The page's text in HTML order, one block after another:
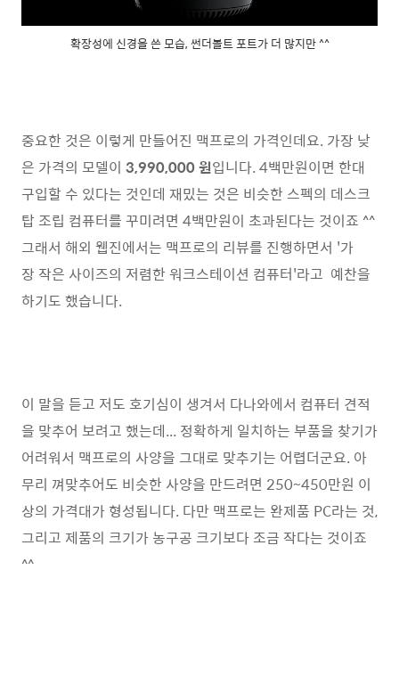
확장성에 신경을 쓴 모습, 썬더볼트 포트가 더 많지만 ^^
중요한 것은 이렇게 만들어진 맥프로의 가격인데요. 가장 낮
은 가격의 모델이 3,990,000 원입니다. 4백만원이면 한대
구입할 수 있다는 것인데 재밌는 것은 비슷한 스펙의 데스크
탑 조립 컴퓨터를 꾸미려면 4백만원이 초과된다는 것이죠 ^^
그래서 해외 웹진에서는 맥프로의 리뷰를 진행하면서 '가
장 작은 사이즈의 저렴한 워크스테이션 컴퓨터'라고 예찬을
하기도 했습니다.
이 말을 듣고 저도 호기심이 생겨서 다나와에서 컴퓨터 견적
을 맞추어 보려고 했는데... 정확하게 일치하는 부품을 찾기가
어려워서 맥프로의 사양을 그대로 맞추기는 어렵더군요. 아
무리 껴맞추어도 비슷한 사양을 만드려면 250~450만원 이
상의 가격대가 형성됩니다. 다만 맥프로는 완제품 PC라는 것,
그리고 제품의 크기가 농구공 크기보다 조금 작다는 것이죠
^^